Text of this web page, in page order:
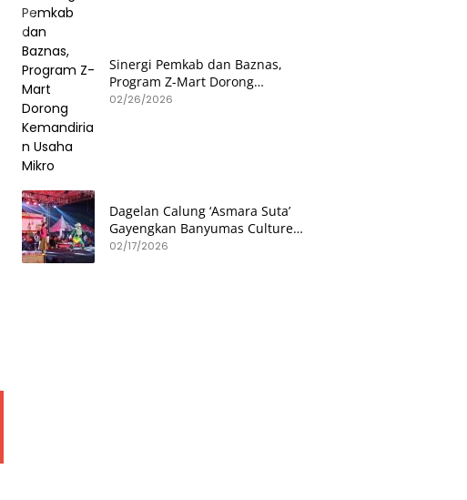
Sinergi Pemkab dan Baznas,
Program Z-Mart Dorong
Kemandirian Usaha Mikro
02/26/2026
Dagelan Calung ‘Asmara Suta’
Gayengkan Banyumas Culture
Festival di Hetero Space
02/17/2026